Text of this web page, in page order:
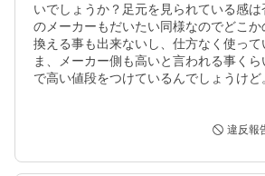
いでしょうか？足元を見られている感は
のメーカーもだいたい同様なのでどこか
換える事も出来ないし、仕方なく使って
ま、メーカー側も高いと言われる事く
で高い値段をつけているんでしょうけど
違反報